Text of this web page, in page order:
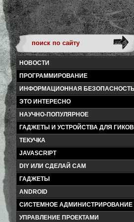
НОВОСТИ
ПРОГРАММИРОВАНИЕ
ИНФОРМАЦИОННАЯ
ЭТО ИНТЕРЕСНО
НАУЧНО-ПОПУЛЯРНОЕ
ГАДЖЕТЫ И УСТРОЙСТВА ДЛЯ ГИКОВ
ТЕКУЧКА
JAVASCRIPT
DIY ИЛИ СДЕЛАЙ САМ
ГАДЖЕТЫ
ANDROID
СИСТЕМНОЕ АДМИНИСТРИРОВАНИЕ
УПРАВЛЕНИЕ ПРОЕКТАМИ